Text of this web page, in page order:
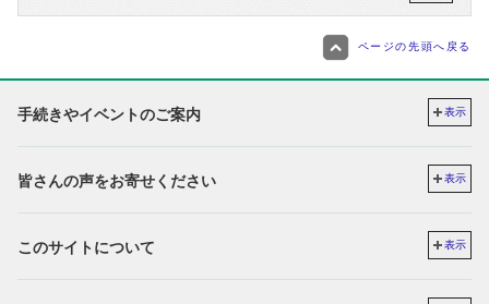
ページの先頭へ戻る
手続きやイベントのご案内 表示
皆さんの声をお寄せください 表示
このサイトについて 表示